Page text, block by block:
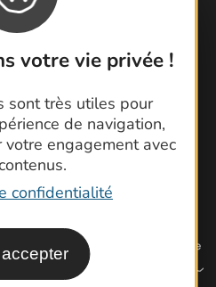
votre vie privée !
sont très utiles pour
de navigation,
engagement avec
confidentialité
et Topoguides
Gard